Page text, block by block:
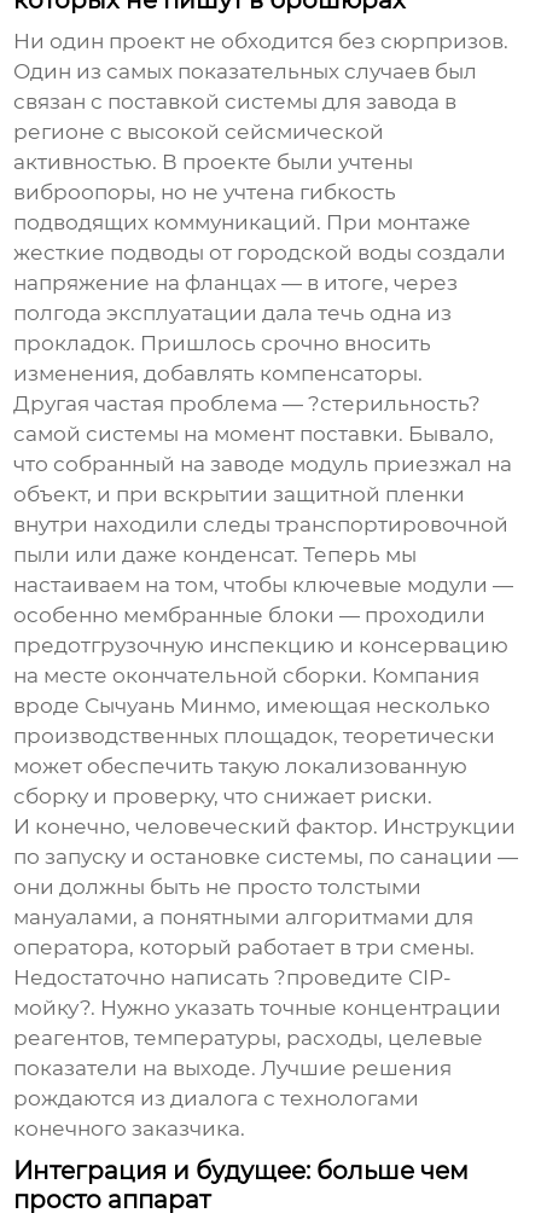
Ни один проект не обходится без сюрпризов.
Один из самых показательных случаев был
связан с поставкой системы для завода в
регионе с высокой сейсмической
активностью. В проекте были учтены
виброопоры, но не учтена гибкость
подводящих коммуникаций. При монтаже
жесткие подводы от городской воды создали
напряжение на фланцах — в итоге, через
полгода эксплуатации дала течь одна из
прокладок. Пришлось срочно вносить
изменения, добавлять компенсаторы.
Другая частая проблема — ?стерильность?
самой системы на момент поставки. Бывало,
что собранный на заводе модуль приезжал на
объект, и при вскрытии защитной пленки
внутри находили следы транспортировочной
пыли или даже конденсат. Теперь мы
настаиваем на том, чтобы ключевые модули —
особенно мембранные блоки — проходили
предотгрузочную инспекцию и консервацию
на месте окончательной сборки. Компания
вроде Сычуань Минмо, имеющая несколько
производственных площадок, теоретически
может обеспечить такую локализованную
сборку и проверку, что снижает риски.
И конечно, человеческий фактор. Инструкции
по запуску и остановке системы, по санации —
они должны быть не просто толстыми
мануалами, а понятными алгоритмами для
оператора, который работает в три смены.
Недостаточно написать ?проведите CIP-
мойку?. Нужно указать точные концентрации
реагентов, температуры, расходы, целевые
показатели на выходе. Лучшие решения
рождаются из диалога с технологами
конечного заказчика.
Интеграция и будущее: больше чем
просто аппарат